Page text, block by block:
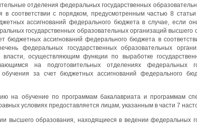
отделения федеральных государственных
соответствии с порядком, предусмотренным частью 8
ассигнований федерального бюджета в случае, если
государственных образовательных организаций высшего
бюджетных ассигнований федерального бюджета в
федеральных государственных образовательных
осуществляющим функции по выработке
на подготовительных отделениях федеральных
за счет бюджетных ассигнований федерального
на обучение по программам бакалавриата и программам
условиях предоставляется лицам, указанным в части 7
высшего образования, находящиеся в ведении федеральных